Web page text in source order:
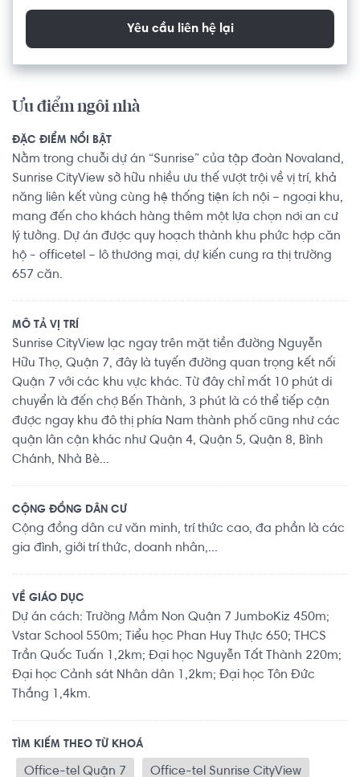
Yêu cầu liên hệ lại
Ưu điểm ngôi nhà
ĐẶC ĐIỂM NỔI BẬT
Nằm trong chuỗi dự án “Sunrise” của tập đoàn Novaland,
Sunrise CityView sở hữu nhiều ưu thế vượt trội về vị trí, khả
năng liên kết vùng cùng hệ thống tiện ích nội – ngoại khu,
mang đến cho khách hàng thêm một lựa chọn nơi an cư
lý tưởng. Dự án được quy hoạch thành khu phức hợp căn
hộ - officetel – lô thương mại, dự kiến cung ra thị trường
657 căn.
MÔ TẢ VỊ TRÍ
Sunrise CityView lạc ngay trên mặt tiền đường Nguyễn
Hữu Thọ, Quận 7, đây là tuyến đường quan trọng kết nối
Quận 7 với các khu vực khác. Từ đây chỉ mất 10 phút di
chuyển là đến chợ Bến Thành, 3 phút là có thể tiếp cận
được ngay khu đô thị phía Nam thành phố cũng như các
quận lân cận khác như Quận 4, Quận 5, Quận 8, Bình
Chánh, Nhà Bè...
CỘNG ĐỒNG DÂN CƯ
Cộng đồng dân cư văn minh, trí thức cao, đa phần là các
gia đình, giới trí thức, doanh nhân,...
VỀ GIÁO DỤC
Dự án cách: Trường Mầm Non Quận 7 JumboKiz 450m;
Vstar School 550m; Tiểu học Phan Huy Thực 650; THCS
Trần Quốc Tuấn 1,2km; Đại học Nguyễn Tất Thành 220m;
Đại học Cảnh sát Nhân dân 1,2km; Đại học Tôn Đức
Thắng 1,4km.
TÌM KIẾM THEO TỪ KHOÁ
Office-tel Quận 7 Office-tel Sunrise CityView